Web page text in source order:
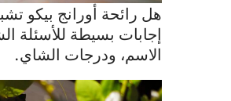
هل رائحة أورانج بيكو
إجابات بسيطة للأسئلة
الاسم، ودرجات الشاي.